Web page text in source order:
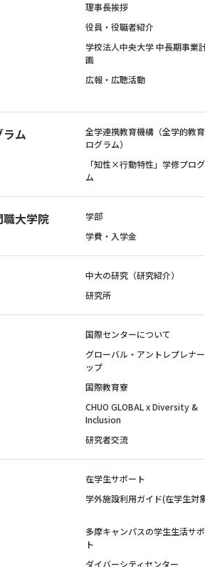
理事長挨拶
役員・役職者紹介
学校法人中央大学 中長期事業
画
広報・広聴活動
ム
全学連携教育機構（全学的教
ログラム）
「知性×行動特性」学修プロ
ム
大学院 学部
学費・入学金
中大の研究（研究紹介）
研究所
国際センターについて
グローバル・アントレプレナ
ップ
国際教育寮
CHUO GLOBAL x Diversity &
Inclusion
研究者交流
在学生サポート
学外施設利用ガイド(在学生対
多摩キャンパスの学生生活サ
ト
ダイバーシティセンター